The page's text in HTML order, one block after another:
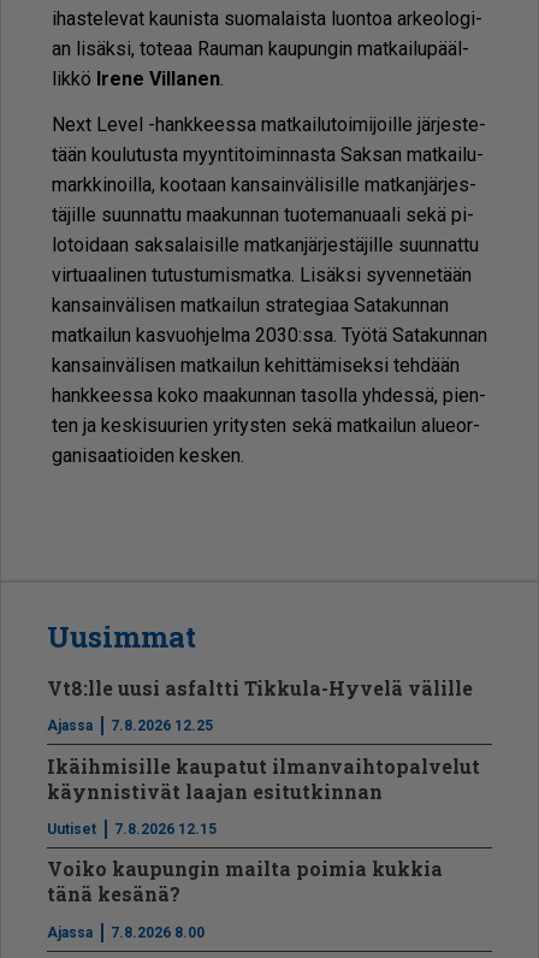
ihas­te­le­vat kau­nis­ta suo­ma­lais­ta luon­toa ar­ke­o­lo­gi­
an li­säk­si, to­te­aa Rau­man kau­pun­gin mat­kai­lu­pääl­
lik­kö Ire­ne Vil­la­nen.
Next Le­vel -hank­kees­sa mat­kai­lu­toi­mi­joil­le jär­jes­te­
tään kou­lu­tus­ta myyn­ti­toi­min­nas­ta Sak­san mat­kai­lu­
mark­ki­noil­la, koo­taan kan­sain­vä­li­sil­le mat­kan­jär­jes­
tä­jil­le suun­nat­tu maa­kun­nan tuo­te­ma­nu­aa­li sekä pi­
lo­toi­daan sak­sa­lai­sil­le mat­kan­jär­jes­tä­jil­le suun­nat­tu
vir­tu­aa­li­nen tu­tus­tu­mis­mat­ka. Li­säk­si sy­ven­ne­tään
kan­sain­vä­li­sen mat­kai­lun stra­te­gi­aa Sa­ta­kun­nan
mat­kai­lun kas­vuoh­jel­ma 2030:ssa. Työ­tä Sa­ta­kun­nan
kan­sain­vä­li­sen mat­kai­lun ke­hit­tä­mi­sek­si teh­dään
hank­kees­sa koko maa­kun­nan ta­sol­la yh­des­sä, pien­
ten ja kes­ki­suu­rien yri­tys­ten sekä mat­kai­lun alu­eor­
ga­ni­saa­ti­oi­den kes­ken.
Uusimmat
Vt8:lle uusi asfaltti Tikkula-Hyvelä välille
Ajassa 7.8.2026 12.25
Ikäihmisille kaupatut ilmanvaihtopalvelut
käynnistivät laajan esitutkinnan
Uutiset 7.8.2026 12.15
Voiko kaupungin mailta poimia kukkia
tänä kesänä?
Ajassa 7.8.2026 8.00